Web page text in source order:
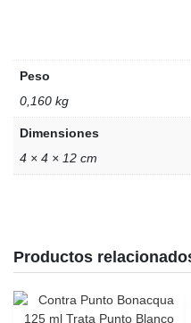
Peso
0,160 kg
Dimensiones
4 × 4 × 12 cm
Productos